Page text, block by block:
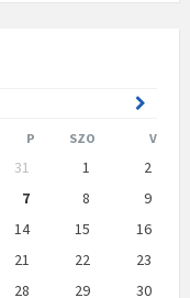
Month
P SZO V
31 1
2
7 8
9
14 15
16
21 22
23
28 29
30